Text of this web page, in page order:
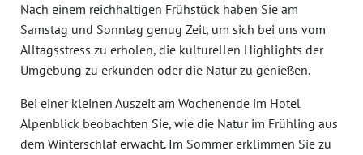
Angebote
Sauna & Fitness
Aktiv
Hotel mit E-Bike-Verleih
Nach einem reichhaltigen Frühstück haben Sie am
Samstag und Sonntag genug Zeit, um sich bei uns vom
Alltagsstress zu erholen, die kulturellen Highlights der
Umgebung zu erkunden oder die Natur zu genießen.
Bei einer kleinen Auszeit am Wochenende im Hotel
Alpenblick beobachten Sie, wie die Natur im Frühling aus
dem Winterschlaf erwacht. Im Sommer erklimmen Sie zu